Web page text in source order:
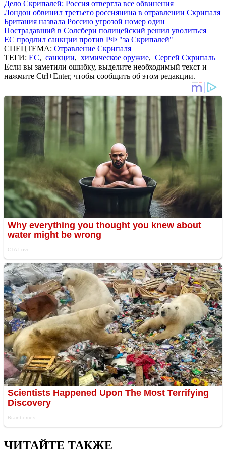
Дело Скрипалей: Россия отвергла все обвинения
Лондон обвинил третьего россиянина в отравлении Скрипаля
Британия назвала Россию угрозой номер один
Пострадавший в Солсбери полицейский решил уволиться
ЕС продлил санкции против РФ "за Скрипалей"
СПЕЦТЕМА: Отравление Скрипаля
ТЕГИ: ЕС, санкции, химическое оружие, Сергей Скрипаль
Если вы заметили ошибку, выделите необходимый текст и
нажмите Ctrl+Enter, чтобы сообщить об этом редакции.
ЧИТАЙТЕ ТАКЖЕ